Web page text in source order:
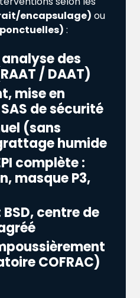
encapsulage) ou
:
des
/ DAAT)
mise en
de sécurité
(sans
humide
complète :
masque P3,
centre de
COFRAC)